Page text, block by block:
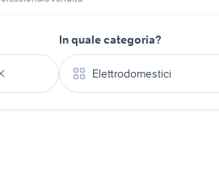
In quale categoria?
Elettrodomestici